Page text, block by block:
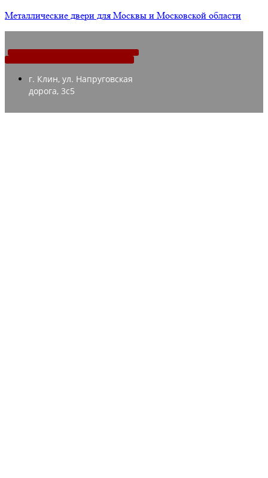
Металлические двери для Москвы и Московской области
г. Клин, ул. Напруговская
дорога, 3с5